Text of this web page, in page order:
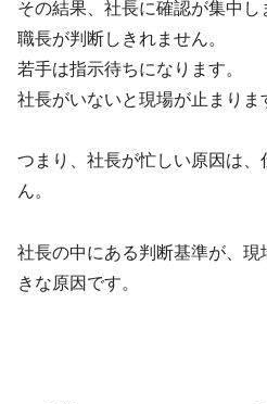
その結果、社長に確認が集中し
職長が判断しきれません。
若手は指示待ちになります。
社長がいないと現場が止まりま
つまり、社長が忙しい原因は
ん。
社長の中にある判断基準が、
きな原因です。